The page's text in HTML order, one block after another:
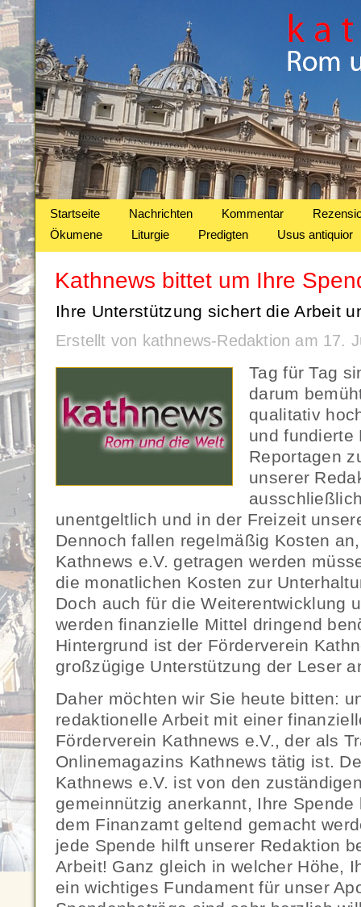
Startseite Nachrichten Kommentar
Ökumene
Liturgie Predigten Usus antiquior
Kathnews bittet um Ihre
Ihre Unterstützung sichert die Arbeit
Erstellt von kathnews-Redaktion am 17.
Tag für Tag
darum
qualitativ
und fundierte
Reportagen
unserer
unentgeltlich und in der Freizeit
Dennoch fallen regelmäßig Kosten
Kathnews e.V. getragen werden
die monatlichen Kosten zur
Doch auch für die Weiterentwicklung
werden finanzielle Mittel dringend
Hintergrund ist der Förderverein
großzügige Unterstützung der Leser
Daher möchten wir Sie heute bitten:
redaktionelle Arbeit mit einer
Förderverein Kathnews e.V., der als
Onlinemagazins Kathnews tätig ist.
Kathnews e.V. ist von den
gemeinnützig anerkannt, Ihre
dem Finanzamt geltend gemacht
jede Spende hilft unserer Redaktion
Arbeit! Ganz gleich in welcher Höhe,
ein wichtiges Fundament für unser